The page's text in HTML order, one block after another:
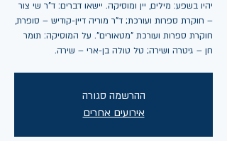
יהיו בשפע: מילים, יין ומוסיקה. יישאו דברים: ד"ר שי צור
– חוקרת ספרות ועורכת; ד"ר מוריה דיין-קודיש – סופרת,
חוקרת ספרות ועורכת "מטאורים". על המוסיקה: תומר
חן – גיטרה ושירה; טל טולה בן-ארי – שירה.
ההרשמה סגורה
אירועים אחרים